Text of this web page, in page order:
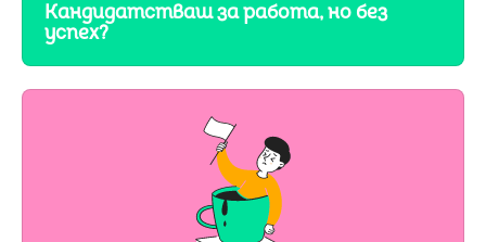
Кандидатстваш за работа, но без
успех?